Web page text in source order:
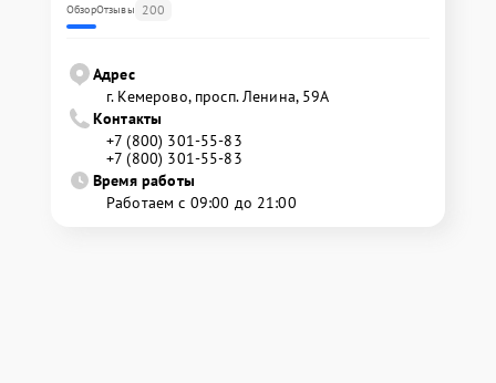
ОбзорОтзывы 200
Адрес
г. Кемерово, просп. Ленина, 59А
Контакты
+7 (800) 301-55-83
+7 (800) 301-55-83
Время работы
Работаем с 09:00 до 21:00